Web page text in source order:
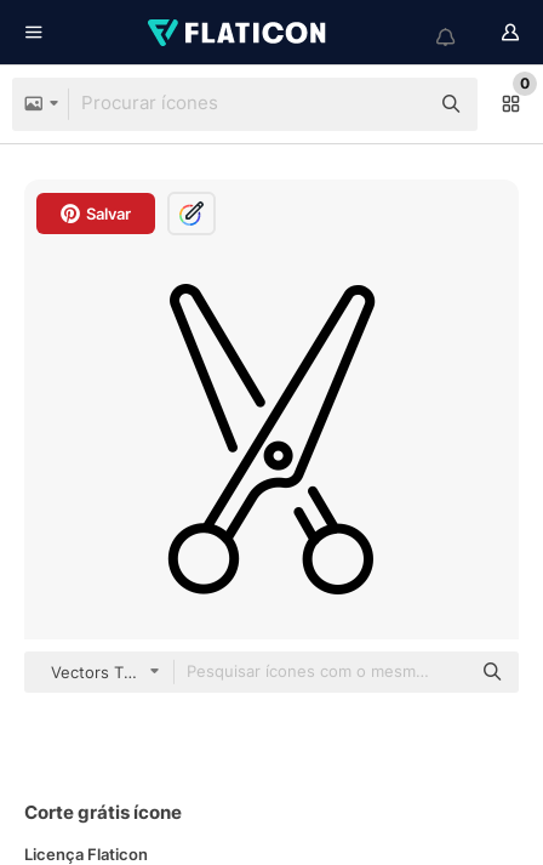
0
Salvar
Vectors Tank outline
Corte grátis ícone
Licença Flaticon